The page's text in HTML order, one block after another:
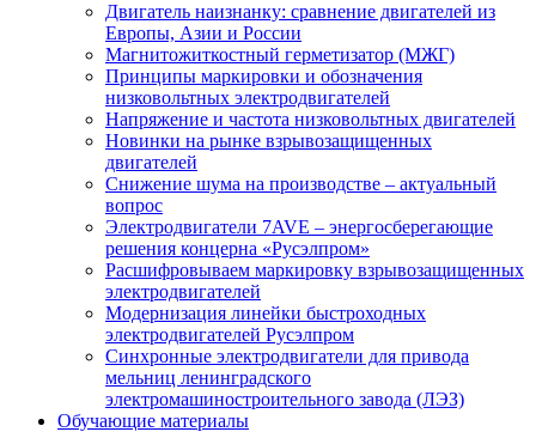
Двигатель наизнанку: сравнение двигателей из
Европы, Азии и России
Магнитожиткостный герметизатор (МЖГ)
Принципы маркировки и обозначения
низковольтных электродвигателей
Напряжение и частота низковольтных двигателей
Новинки на рынке взрывозащищенных
двигателей
Снижение шума на производстве – актуальный
вопрос
Электродвигатели 7AVE – энергосберегающие
решения концерна «Русэлпром»
Расшифровываем маркировку взрывозащищенных
электродвигателей
Модернизация линейки быстроходных
электродвигателей Русэлпром
Синхронные электродвигатели для привода
мельниц ленинградского
электромашиностроительного завода (ЛЭЗ)
Обучающие материалы